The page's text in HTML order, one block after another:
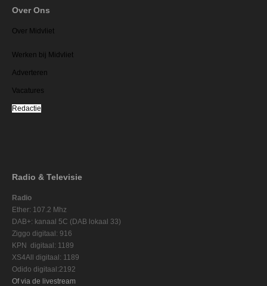
Over Ons
Over Midvliet
Werken bij Midvliet
Adverteren
Vacatures
Redactie
Radio & Televisie
Radio
Ether: 107.2 Mhz
DAB+: kanaal 5C (DAB lokaal 33)
Ziggo digitaal: 916
KPN digitaal: 1189
XS4All digitaal: 1189
Odido digitaal:2192
Of via de livestream